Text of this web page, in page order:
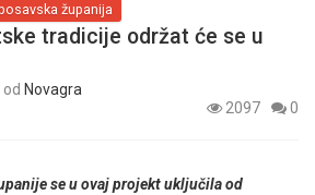
županija
tradicije održat će se u
od Novagra
2097
0
se u ovaj projekt uključila od